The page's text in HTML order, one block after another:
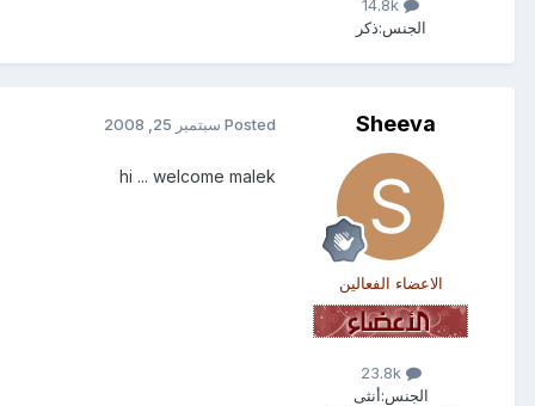
الجنس:ذكر
Sheeva
الاعضاء الفعالين
23.8k
الجنس:أنثى
Posted سبتمبر 25, 2008
hi ... welcome malek